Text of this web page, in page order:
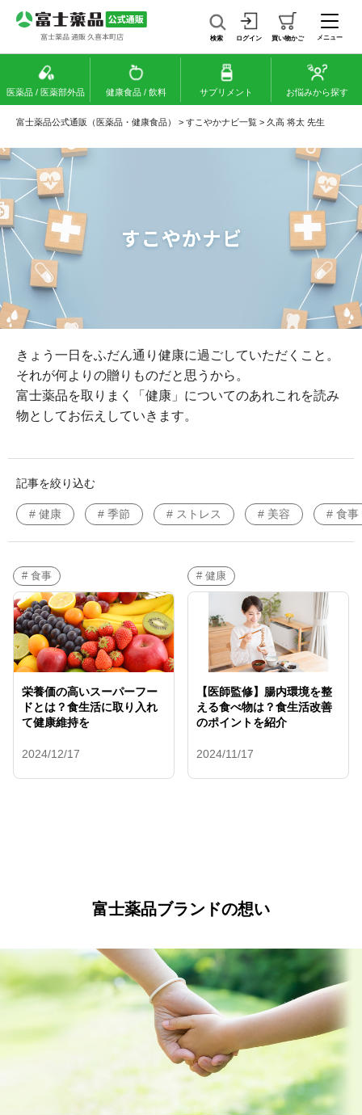
検索 ログイン 買い物かご メニュー
医薬品 / 医薬部外品 健康食品 / 飲料 サプリメント お悩みから探す
富士薬品公式通販（医薬品・健康食品） > すこやかナビ一覧 > 久高 将太 先生
きょう一日をふだん通り健康に過ごしていただくこと。
それが何よりの贈りものだと思うから。
富士薬品を取りまく「健康」についてのあれこれを読み
物としてお伝えしていきます。
記事を絞り込む
# 健康 # 季節 # ストレス # 美容 # 食事
# 食事
栄養価の高いスーパーフー
ドとは？食生活に取り入れ
て健康維持を
2024/12/17
# 健康
【医師監修】腸内環境を整
える食べ物は？食生活改善
のポイントを紹介
2024/11/17
富士薬品ブランドの想い